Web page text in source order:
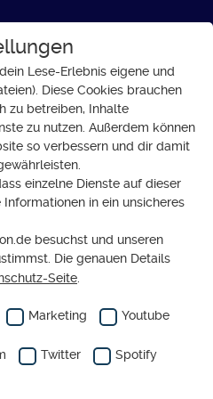
die
von Charlotte
Lese-Erlebnis eigene und
Diese Cookies brauchen
zu betreiben, Inhalte
zu nutzen. Außerdem können
so verbessern und dir damit
einzelne Dienste auf dieser
in ein unsicheres
besuchst und unseren
Die genauen Details
Seite
Marketing Youtube
Twitter Spotify